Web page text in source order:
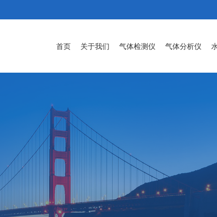
首页 关于我们 气体检测仪 气体分析仪